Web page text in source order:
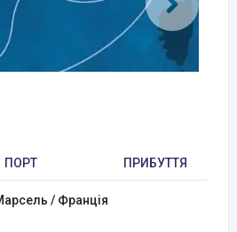
ПОРТ ПРИБУТТЯ
/ Франція